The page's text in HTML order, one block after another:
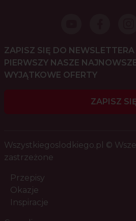
ZAPISZ SIĘ DO NEWSLETTERA
PIERWSZY NASZE
WYJĄTKOWE OFERTY
ZAPISZ
Wszystkiegoslodkiego.pl ©
zastrzeżone
Przepisy
Okazje
Inspiracje